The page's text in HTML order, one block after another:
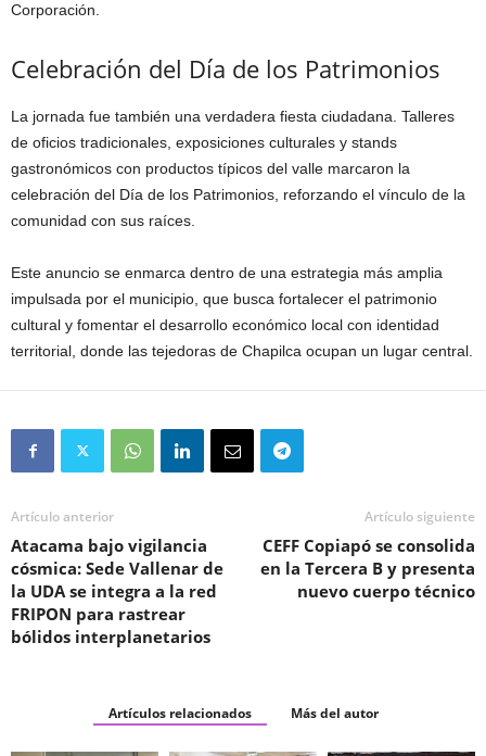
Corporación.
Celebración del Día de los Patrimonios
La jornada fue también una verdadera fiesta ciudadana. Talleres
de oficios tradicionales, exposiciones culturales y stands
gastronómicos con productos típicos del valle marcaron la
celebración del Día de los Patrimonios, reforzando el vínculo de la
comunidad con sus raíces.
Este anuncio se enmarca dentro de una estrategia más amplia
impulsada por el municipio, que busca fortalecer el patrimonio
cultural y fomentar el desarrollo económico local con identidad
territorial, donde las tejedoras de Chapilca ocupan un lugar central.
Artículo anterior
Atacama bajo vigilancia
cósmica: Sede Vallenar de
la UDA se integra a la red
FRIPON para rastrear
bólidos interplanetarios
Artículo siguiente
CEFF Copiapó se consolida
en la Tercera B y presenta
nuevo cuerpo técnico
Artículos relacionados Más del autor